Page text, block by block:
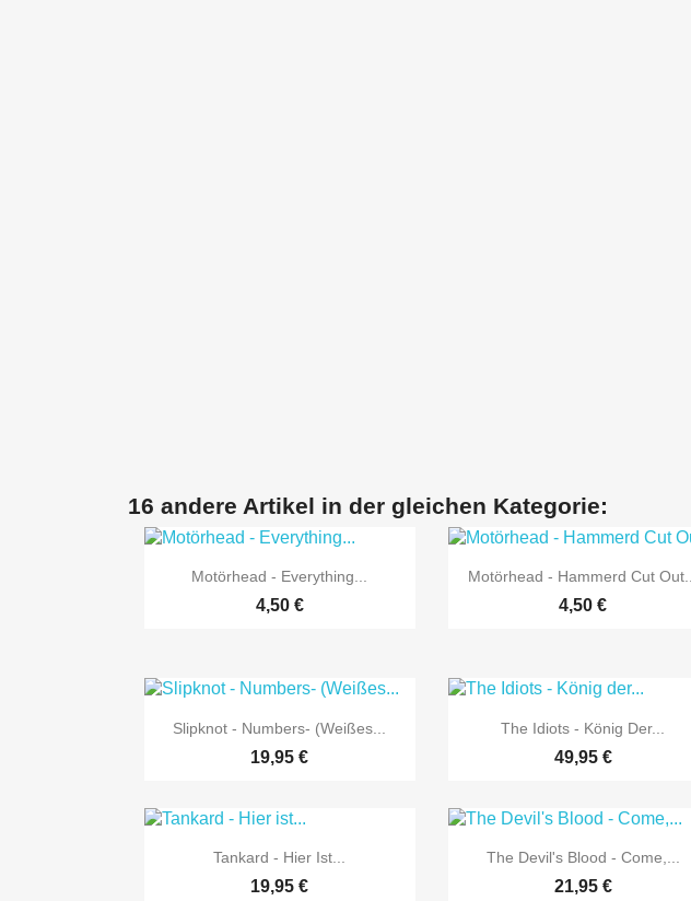
16 andere Artikel in der gleichen Kategorie:
 Vorschau
Motörhead - Everything...
4,50 €
 Vorschau
Motörhead - Hammerd Cut Out...
4,50 €
 Vorschau
Slipknot - Numbers- (Weißes...
19,95 €
 Vorschau
The Idiots - König Der...
49,95 €
 Vorschau
Tankard - Hier Ist...
19,95 €
 Vorschau
The Devil's Blood - Come,...
21,95 €